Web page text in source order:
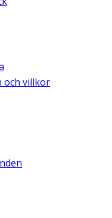
och villkor